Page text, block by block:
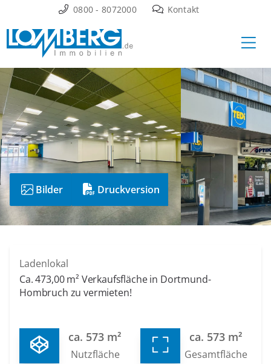
Inhalt
springen
0800 - 8072000 Kontakt
Bilder Druckversion
Ladenlokal
Ca. 473,00 m² Verkaufsfläche in Dortmund-
Hombruch zu vermieten!
ca. 573 m²
Nutzfläche
ca. 573 m²
Gesamtfläche